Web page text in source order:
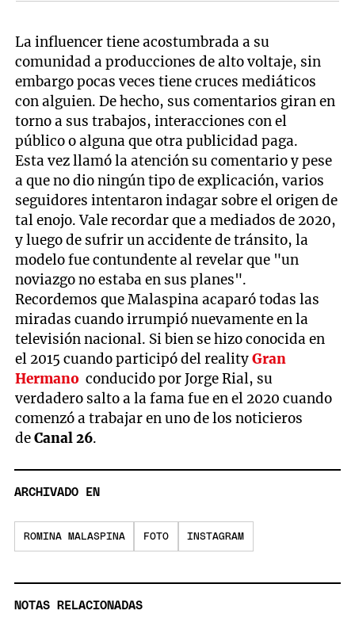
La influencer tiene acostumbrada a su
comunidad a producciones de alto voltaje, sin
embargo pocas veces tiene cruces mediáticos
con alguien. De hecho, sus comentarios giran en
torno a sus trabajos, interacciones con el
público o alguna que otra publicidad paga.
Esta vez llamó la atención su comentario y pese
a que no dio ningún tipo de explicación, varios
seguidores intentaron indagar sobre el origen de
tal enojo. Vale recordar que a mediados de 2020,
y luego de sufrir un accidente de tránsito, la
modelo fue contundente al revelar que "un
noviazgo no estaba en sus planes".
Recordemos que Malaspina acaparó todas las
miradas cuando irrumpió nuevamente en la
televisión nacional. Si bien se hizo conocida en
el 2015 cuando participó del realityGran
Hermano conducido por Jorge Rial, su
verdadero salto a la fama fue en el 2020 cuando
comenzó a trabajar en uno de los noticieros
deCanal 26.
ARCHIVADO EN
ROMINA MALASPINA FOTO INSTAGRAM
NOTAS RELACIONADAS